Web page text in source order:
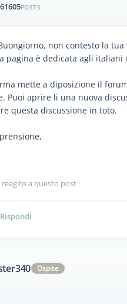
61605POSTS
non contesto la
pagina è dedicata agli
mette a diposizione il
Puoi aprire li una nuova
questa discussione in toto.
a questo post
Rispondi
Ospite